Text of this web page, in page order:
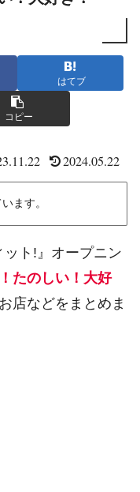
はてブ
コピー
2024.05.22
ます。
ト!』オープニン
たのしい！大好
店などをまとめま